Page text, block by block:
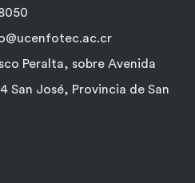
Peralta, sobre Avenida
San José, Provincia de San